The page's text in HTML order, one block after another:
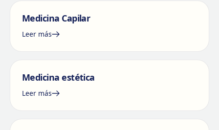
Medicina Capilar
Leer más
Medicina estética
Leer más